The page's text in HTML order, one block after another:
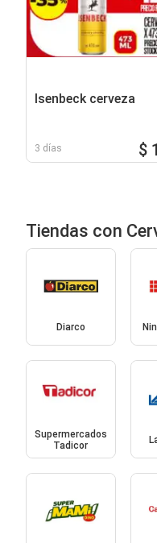
Isenbeck cerveza
3 días $
Tiendas con
Diarco
Supermercados
Tadicor